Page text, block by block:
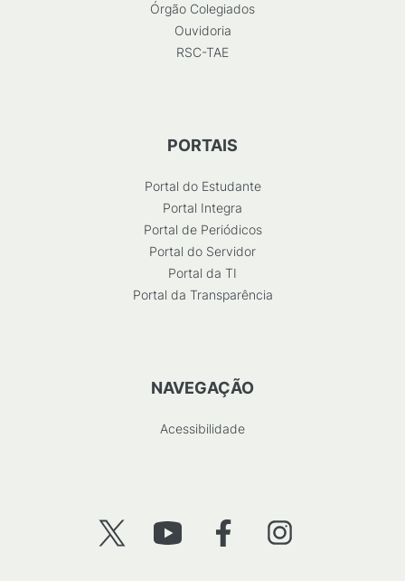
Órgão Colegiados
Ouvidoria
RSC-TAE
PORTAIS
Portal do Estudante
Portal Integra
Portal de Periódicos
Portal do Servidor
Portal da TI
Portal da Transparência
NAVEGAÇÃO
Acessibilidade